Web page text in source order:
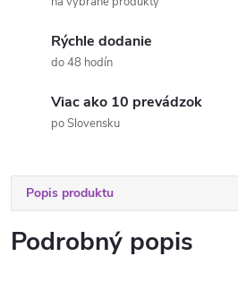
Rýchle dodanie
do 48 hodín
Viac ako 10 prevádzok
po Slovensku
Popis produktu
Podrobný popis